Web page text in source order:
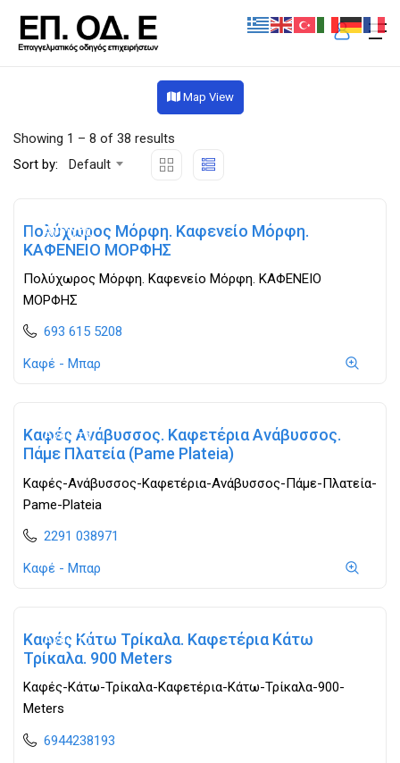
Map View
Showing 1 – 8 of 38 results
Sort by:
Default
Ανοιχτά
Πολύχωρος Μόρφη. Καφενείο Μόρφη.
ΚΑΦΕΝΕΙΟ ΜΟΡΦΗΣ
Πολύχωρος Μόρφη. Καφενείο Μόρφη. ΚΑΦΕΝΕΙΟ
ΜΟΡΦΗΣ
693 615 5208
Καφέ - Μπαρ
Ανοιχτά
Καφές Ανάβυσσος. Καφετέρια Ανάβυσσος.
Πάμε Πλατεία (Pame Plateia)
Καφές-Ανάβυσσος-Καφετέρια-Ανάβυσσος-Πάμε-Πλατεία-
Pame-Plateia
2291 038971
Καφέ - Μπαρ
Ανοιχτά
Καφές Κάτω Τρίκαλα. Καφετέρια Κάτω
Τρίκαλα. 900 Meters
Καφές-Κάτω-Τρίκαλα-Καφετέρια-Κάτω-Τρίκαλα-900-
Meters
6944238193